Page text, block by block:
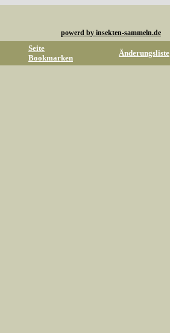
powerd by insekten-sammeln.de
Seite
Bookmarken
Änderungsliste